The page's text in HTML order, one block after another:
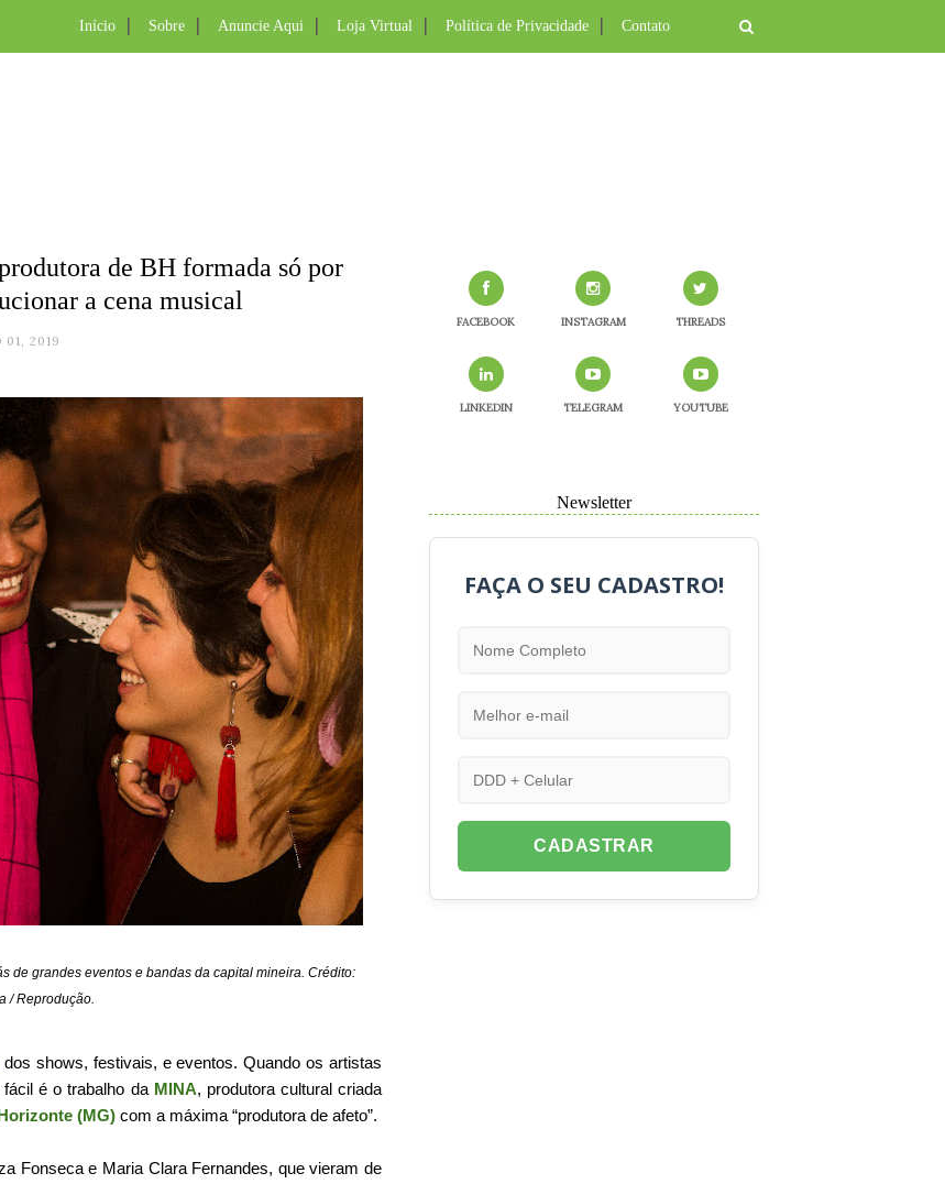
Início Sobre Anuncie Aqui Loja Virtual Política de Privacidade Contato
de BH formada só por
a cena musical
01, 2019
de grandes eventos e bandas da capital mineira. Crédito:
/ Reprodução.
dos shows, festivais, e eventos. Quando os artistas
é o trabalho da MINA, produtora cultural criada
(MG) com a máxima “produtora de afeto”.
Fonseca e Maria Clara Fernandes, que vieram de
FACEBOOK INSTAGRAM THREADS
LINKEDIN TELEGRAM YOUTUBE
Newsletter
FAÇA O SEU CADASTRO!
CADASTRAR